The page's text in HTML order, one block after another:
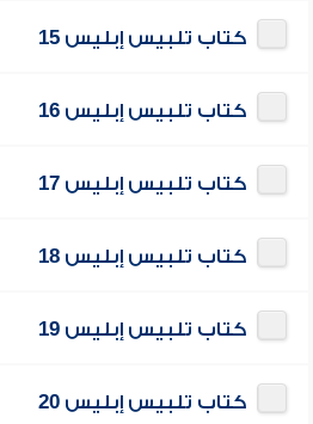
كتاب تلبيس إبليس 15
كتاب تلبيس إبليس 16
كتاب تلبيس إبليس 17
كتاب تلبيس إبليس 18
كتاب تلبيس إبليس 19
كتاب تلبيس إبليس 20